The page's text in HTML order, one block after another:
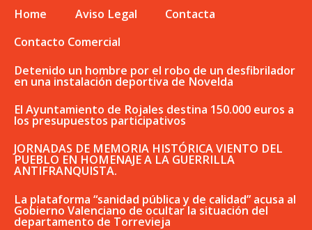
Home Aviso Legal
Contacta
Contacto Comercial
Detenido un hombre por el robo de un desfibrilador
en una instalación deportiva de Novelda
El Ayuntamiento de Rojales destina 150.000 euros a
los presupuestos participativos
JORNADAS DE MEMORIA HISTÓRICA VIENTO DEL
PUEBLO EN HOMENAJE A LA GUERRILLA
ANTIFRANQUISTA.
La plataforma “sanidad pública y de calidad” acusa al
Gobierno Valenciano de ocultar la situación del
departamento de Torrevieja